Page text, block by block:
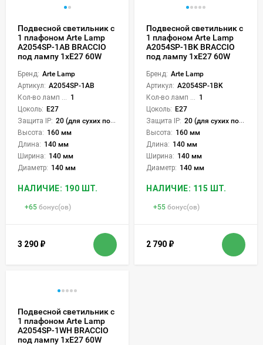
Подвесной светильник с
1 плафоном Arte Lamp
A2054SP-1AB BRACCIO
под лампу 1xE27 60W
Бренд: Arte Lamp
Артикул: A2054SP-1AB
1
Цоколь: E27
Защита IP: 20 (для сухих пом.)
Высота: 160 мм
Длина: 140 мм
Ширина: 140 мм
Диаметр: 140 мм
НАЛИЧИЕ: 190 ШТ.
+65 бонус(ов)
3 290 ₽
Подвесной светильник с
1 плафоном Arte Lamp
A2054SP-1BK BRACCIO
под лампу 1xE27 60W
Бренд: Arte Lamp
Артикул: A2054SP-1BK
1
Цоколь: E27
Защита IP: 20 (для сухих пом.)
Высота: 160 мм
Длина: 140 мм
Ширина: 140 мм
Диаметр: 140 мм
НАЛИЧИЕ: 115 ШТ.
+55 бонус(ов)
2 790 ₽
Подвесной светильник с
1 плафоном Arte Lamp
A2054SP-1WH BRACCIO
под лампу 1xE27 60W